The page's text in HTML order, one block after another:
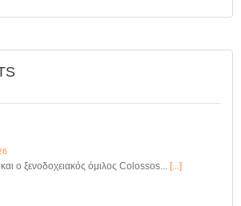
ο ξενοδοχειακός όμιλος Colossos... [...]